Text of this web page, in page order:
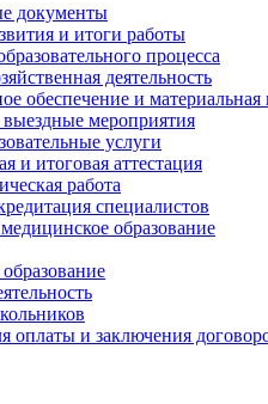
документы
и итоги работы
процесса
деятельность
обеспечение и материальная
мероприятия
услуги
и итоговая аттестация
работа
специалистов
образование
оплаты и заключения